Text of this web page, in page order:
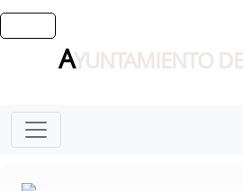
AYUNTAMIENTO